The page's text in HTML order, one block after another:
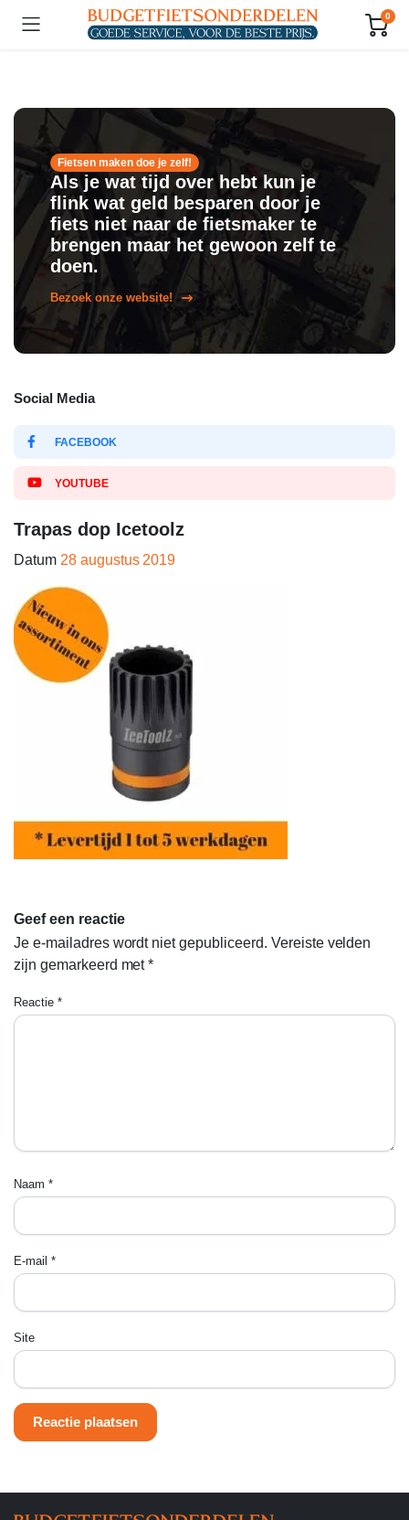
0
Fietsen maken doe je zelf!
Als je wat tijd over hebt kun je
flink wat geld besparen door je
fiets niet naar de fietsmaker te
brengen maar het gewoon zelf te
doen.
Bezoek onze website!
Social Media
FACEBOOK
YOUTUBE
Trapas dop Icetoolz
Datum 28 augustus 2019
Geef een reactie
Je e-mailadres wordt niet gepubliceerd. Vereiste velden
zijn gemarkeerd met*
Reactie *
Naam *
E-mail *
Site